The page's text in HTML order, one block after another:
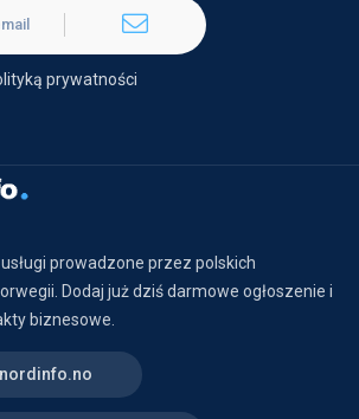
prywatności
prowadzone przez polskich
Dodaj już dziś darmowe ogłoszenie i
biznesowe.